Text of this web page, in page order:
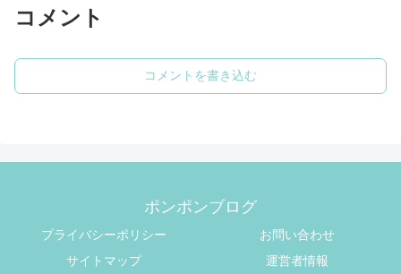
コメント
コメントを書き込む
ポンポンブログ
プライバシーポリシー
お問い合わせ
サイトマップ
運営者情報